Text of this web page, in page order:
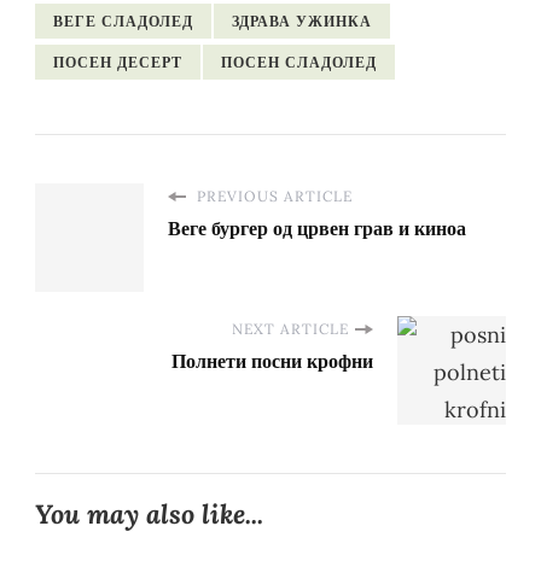
ВЕГЕ СЛАДОЛЕД ЗДРАВА УЖИНКА
ПОСЕН ДЕСЕРТ ПОСЕН СЛАДОЛЕД
PREVIOUS ARTICLE
Веге бургер од црвен грав и киноа
NEXT ARTICLE
Полнети посни крофни
You may also like...